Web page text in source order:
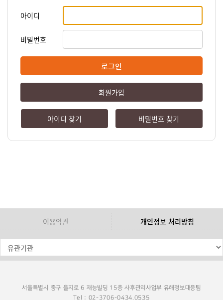
아이디
비밀번호
로그인
회원가입
아이디 찾기 비밀번호 찾기
이용약관 개인정보 처리방침
서울특별시 중구 을지로 6 재능빌딩 15층 사후관리사업부 유해정보대응팀
Tel : 02-3706-0434,0535